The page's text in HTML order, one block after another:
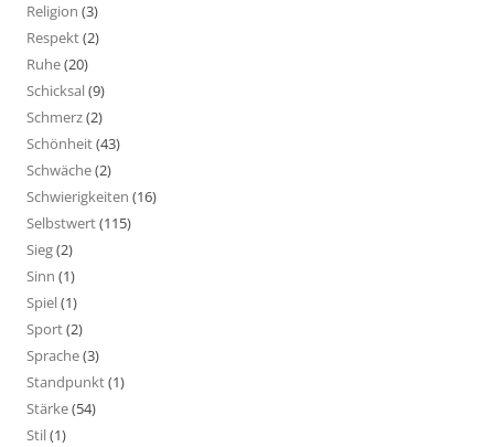
Religion (3)
Respekt(2)
Ruhe(20)
Schicksal(9)
Schmerz(2)
Schönheit(43)
Schwäche(2)
Schwierigkeiten (16)
Selbstwert(115)
Sieg(2)
Sinn (1)
Spiel(1)
Sport(2)
Sprache(3)
Standpunkt(1)
Stärke(54)
Stil(1)